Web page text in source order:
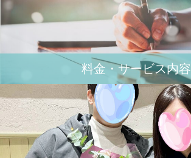
料金・サービス内容